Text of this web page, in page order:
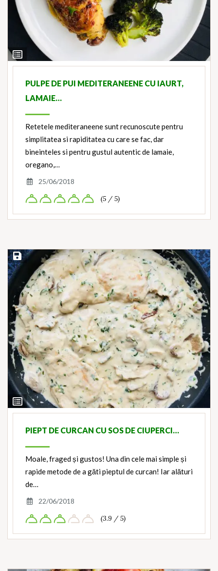
View
Ingredients
PULPE DE PUI MEDITERANEENE CU IAURT,
LAMAIE…
Retetele mediteraneene sunt recunoscute pentru
simplitatea si rapiditatea cu care se fac, dar
bineinteles si pentru gustul autentic de lamaie,
oregano,…
25/06/2018
(5 / 5)
View
Ingredients
Save Recipe
PIEPT DE CURCAN CU SOS DE CIUPERCI…
Moale, fraged și gustos! Una din cele mai simple și
rapide metode de a găti pieptul de curcan! Iar alături
de…
22/06/2018
(3.9 / 5)